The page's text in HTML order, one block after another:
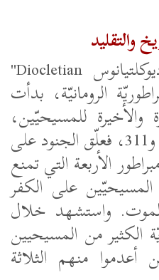
والتقليد
Diocletian
"
الرومانيّة، بدأت
للمسيحيّين،
واستمرّت بين سنتَي 303 و311، فعلّق الجنود على
الأربعة التي تمنع
المسيحيّين على الكفر
واستشهد خلال
الكثير من المسيحيين
منهم الثلاثة